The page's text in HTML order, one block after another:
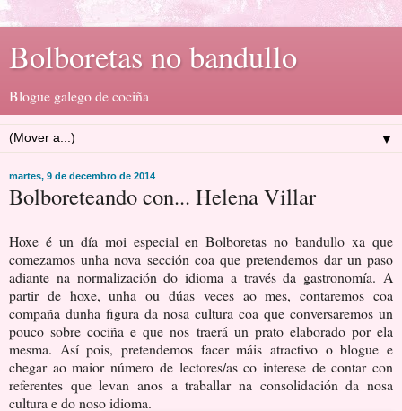
Bolboretas no bandullo
Blogue galego de cociña
▼
martes, 9 de decembro de 2014
Bolboreteando con... Helena Villar
Hoxe é un día moi especial en Bolboretas no bandullo xa que
comezamos unha nova sección coa que pretendemos dar un paso
adiante na normalización do idioma a través da gastronomía. A
partir de hoxe, unha ou dúas veces ao mes, contaremos coa
compaña dunha figura da nosa cultura coa que conversaremos un
pouco sobre cociña e que nos traerá un prato elaborado por ela
mesma. Así pois, pretendemos facer máis atractivo o blogue e
chegar ao maior número de lectores/as co interese de contar con
referentes que levan anos a traballar na consolidación da nosa
cultura e do noso idioma.